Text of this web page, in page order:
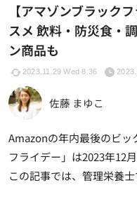
【アマゾンブラック
スメ 飲料・防災食・
ン商品も
2023.11.29 Wed 8:36
佐藤 まゆこ
Amazonの年内最後のビッ
フライデー」は2023年12
この記事では、管理栄養